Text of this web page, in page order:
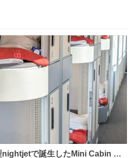
⚡️ 無料見逃し配信は
◤しくじり先生
nightjetで誕生したMini Cabin ま